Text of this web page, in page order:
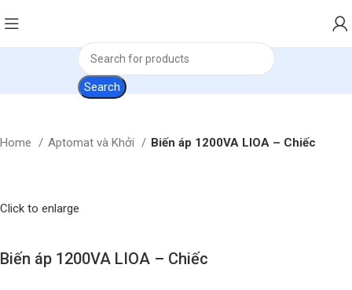
Search
Home Aptomat và Khởi Biến áp 1200VA LIOA – Chiếc
Click to enlarge
Biến áp 1200VA LIOA – Chiếc